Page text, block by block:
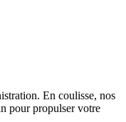
En coulisse, nos
pour propulser votre